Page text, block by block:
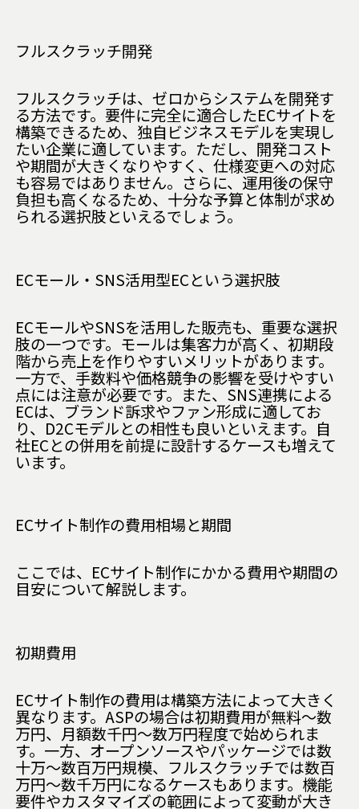
フルスクラッチ開発
フルスクラッチは、ゼロからシステムを開発す
る方法です。要件に完全に適合したECサイトを
構築できるため、独自ビジネスモデルを実現し
たい企業に適しています。ただし、開発コスト
や期間が大きくなりやすく、仕様変更への対応
も容易ではありません。さらに、運用後の保守
負担も高くなるため、十分な予算と体制が求め
られる選択肢といえるでしょう。
ECモール・SNS活用型ECという選択肢
ECモールやSNSを活用した販売も、重要な選択
肢の一つです。モールは集客力が高く、初期段
階から売上を作りやすいメリットがあります。
一方で、手数料や価格競争の影響を受けやすい
点には注意が必要です。また、SNS連携による
ECは、ブランド訴求やファン形成に適してお
り、D2Cモデルとの相性も良いといえます。自
社ECとの併用を前提に設計するケースも増えて
います。
ECサイト制作の費用相場と期間
ここでは、ECサイト制作にかかる費用や期間の
目安について解説します。
初期費用
ECサイト制作の費用は構築方法によって大きく
異なります。ASPの場合は初期費用が無料〜数
万円、月額数千円〜数万円程度で始められま
す。一方、オープンソースやパッケージでは数
十万〜数百万円規模、フルスクラッチでは数百
万円〜数千万円になるケースもあります。機能
要件やカスタマイズの範囲によって変動が大き